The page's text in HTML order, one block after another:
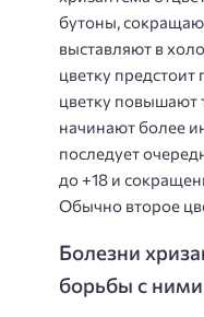
бутоны,
выставляют в
цветку предстоит
цветку повышают
начинают более
последует
до +18 и
Обычно второе
Болезни
борьбы с ними